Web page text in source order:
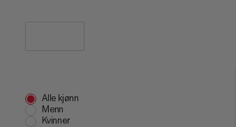
Alle kjønn
Menn
Kvinner